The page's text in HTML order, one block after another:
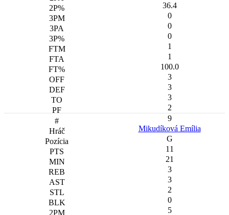
36.4
0
0
0
1
1
100.0
3
3
3
2
9
Mikudíková Emília
G
11
21
3
3
2
0
5